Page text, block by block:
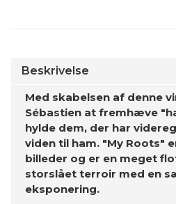
Beskrivelse
Med skabelsen af ​​denne
Sébastien at fremhæve
hylde dem, der har
viden til ham. "My Roots"
billeder og er en meget
storslået terroir med en
eksponering.